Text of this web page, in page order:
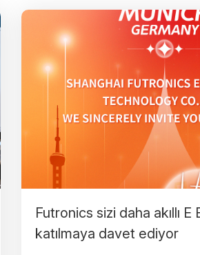
Futronics sizi daha akıllı
katılmaya davet ediyor